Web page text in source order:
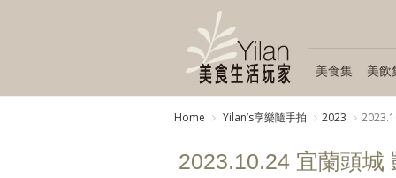
美食集 美飲
Home Yilanʼs享樂隨手拍 2023
2023.10.24 宜蘭頭城